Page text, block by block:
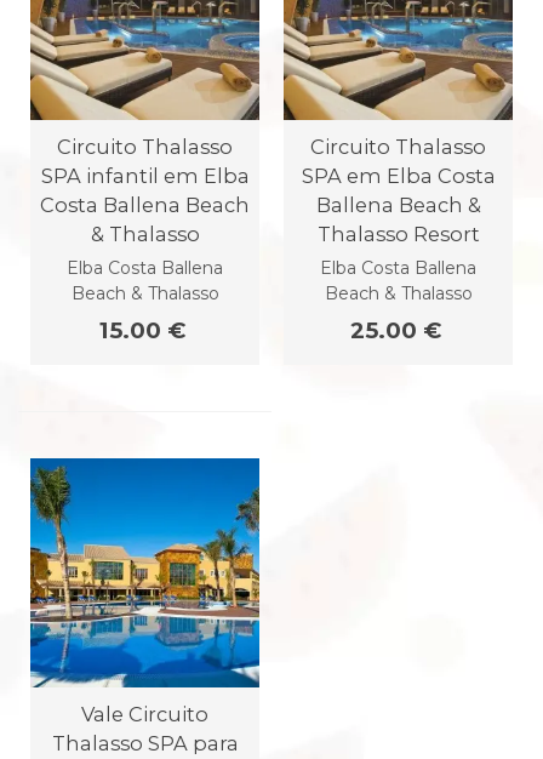
Circuito Thalasso
SPA infantil em Elba
Costa Ballena Beach
& Thalasso
Elba Costa Ballena
Beach & Thalasso
15.00 €
Circuito Thalasso
SPA em Elba Costa
Ballena Beach &
Thalasso Resort
Elba Costa Ballena
Beach & Thalasso
25.00 €
Vale Circuito
Thalasso SPA para